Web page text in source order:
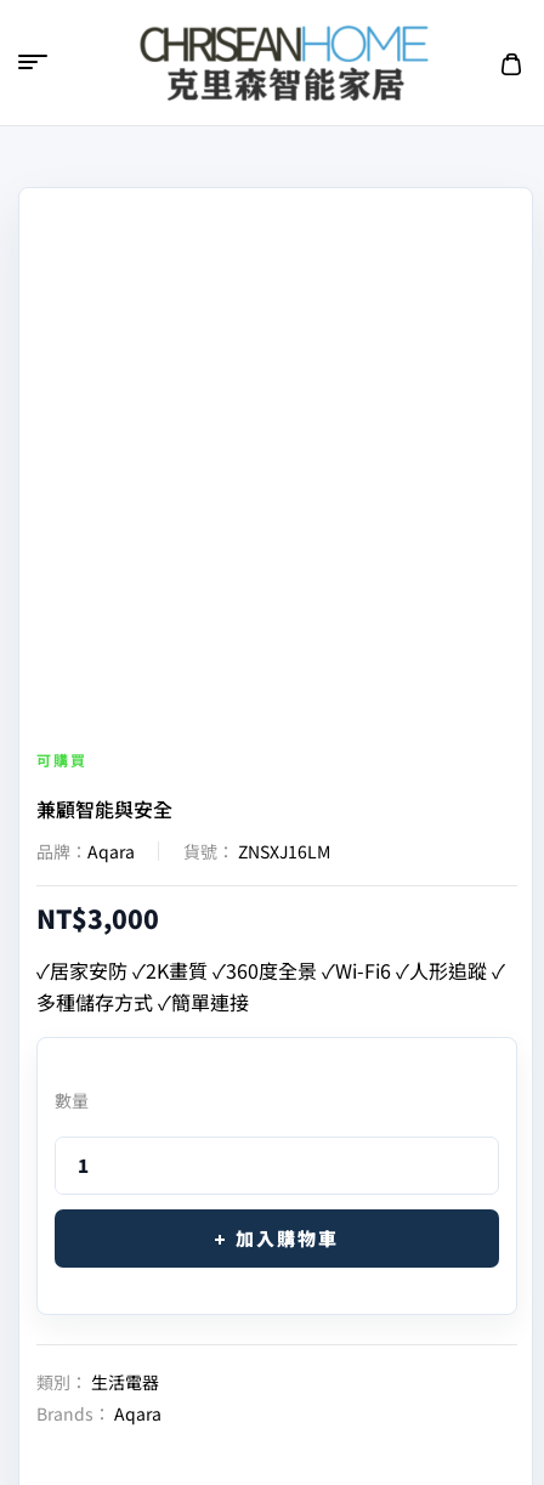
克
里
官
方
網
站
可購買
兼顧智能與安全
品牌： Aqara 貨號： ZNSXJ16LM
NT$3,000
✓居家安防 ✓2K畫質 ✓360度全景 ✓Wi-Fi6 ✓人形追蹤 ✓
多種儲存方式 ✓簡單連接
數量
加入購物車
類別： 生活電器
Brands： Aqara